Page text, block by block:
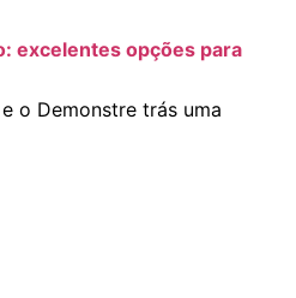
excelentes opções para
o Demonstre trás uma